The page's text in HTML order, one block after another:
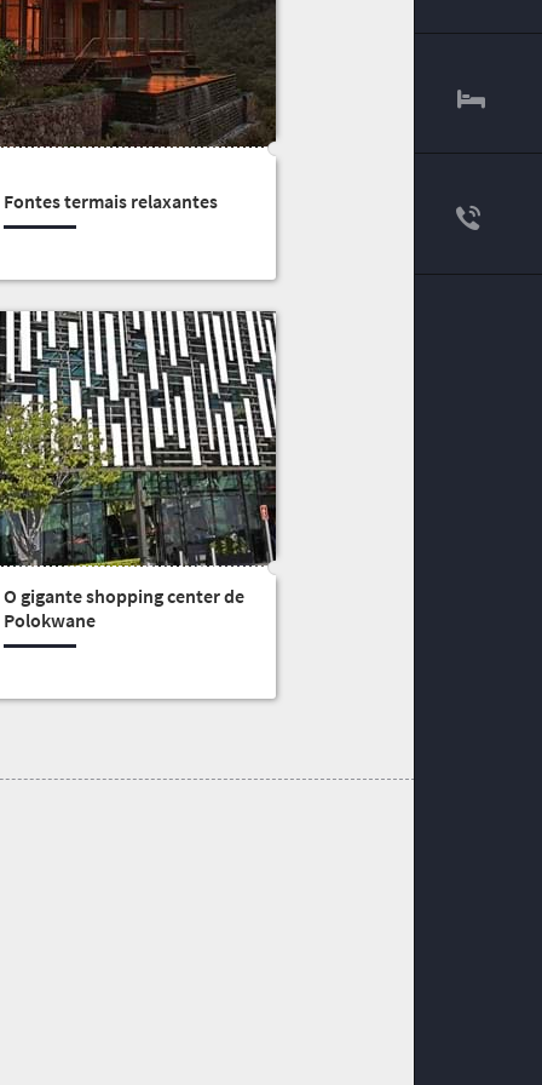
Fontes termais relaxantes
Junte sua família e amigos e vá
para esta famosa cidadezinha
histórica na savana de
O gigante shopping center de
Polokwane
O gigante shopping center de
O Mall of the North, shopping
em Polokwane, possui a maior
oferta de produtos, serviços e
entretenimento de toda a